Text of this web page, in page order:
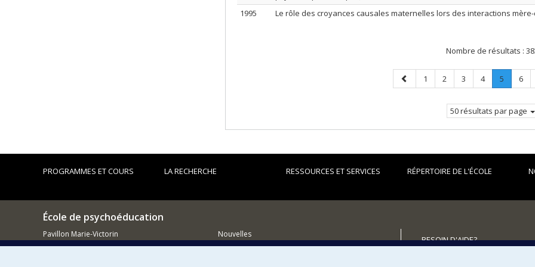
1995 Le rôle des croyances causales maternelles lors des interactions
Nombre de résultats :
Page
précédente
Page
1 Page
2 Page
3 Page
4 Page
5
Page
Page
6
50 résultats par page
PROGRAMMES ET COURS LA RECHERCHE RESSOURCES ET SERVICES RÉPERTOIRE DE L'ÉCOLE
École de psychoéducation
Pavillon Marie-Victorin
Nouvelles
BESOIN D'AIDE?